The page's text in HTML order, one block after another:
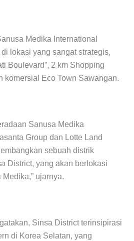
Medika International
lokasi yang sangat strategis,
Boulevard”, 2 km Shopping
komersial Eco Town Sawangan.
Sanusa Medika
Group dan Lotte Land
sebuah distrik
District, yang akan berlokasi
ujarnya.
Sinsa District terinsipirasi
di Korea Selatan, yang